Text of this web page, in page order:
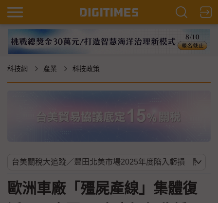
科技網 產業 科技政策
歐洲車廠「殭屍產線」集體復